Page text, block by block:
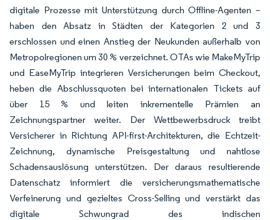
digitale Prozesse mit Unterstützung durch Offline-Agenten –
haben den Absatz in Städten der Kategorien 2 und 3
erschlossen und einen Anstieg der Neukunden außerhalb von
Metropolregionen um 30 % verzeichnet. OTAs wie MakeMyTrip
und EaseMyTrip integrieren Versicherungen beim Checkout,
heben die Abschlussquoten bei internationalen Tickets auf
über 15 % und leiten inkrementelle Prämien an
Zeichnungspartner weiter. Der Wettbewerbsdruck treibt
Versicherer in Richtung API-first-Architekturen, die Echtzeit-
Zeichnung, dynamische Preisgestaltung und nahtlose
Schadensauslösung unterstützen. Der daraus resultierende
Datenschatz informiert die versicherungsmathematische
Verfeinerung und gezieltes Cross-Selling und verstärkt das
digitale Schwungrad des indischen